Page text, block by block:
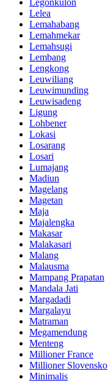
Lelea
Lemahabang
Lemahmekar
Lemahsugi
Lembang
Lengkong
Leuwiliang
Leuwimunding
Leuwisadeng
Ligung
Lohbener
Lokasi
Losarang
Losari
Lumajang
Madiun
Magelang
Magetan
Maja
Majalengka
Makasar
Malakasari
Malang
Malausma
Mampang Prapatan
Mandala Jati
Margadadi
Margalayu
Matraman
Megamendung
Menteng
Millioner France
Millioner Slovensko
Minimalis